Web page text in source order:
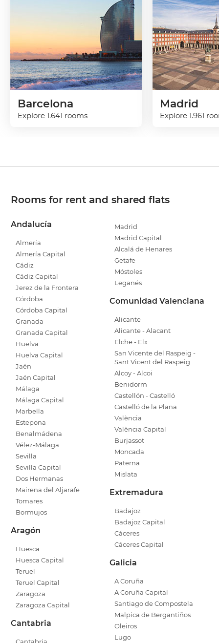
Barcelona
Explore 1.641 rooms
Madrid
Explore 1.961
Rooms for rent and shared flats
Andalucía
Almería
Almería Capital
Cádiz
Cádiz Capital
Jerez de la Frontera
Córdoba
Córdoba Capital
Granada
Granada Capital
Huelva
Huelva Capital
Jaén
Jaén Capital
Málaga
Málaga Capital
Marbella
Estepona
Benalmádena
Vélez-Málaga
Sevilla
Sevilla Capital
Dos Hermanas
Mairena del Aljarafe
Tomares
Bormujos
Aragón
Huesca
Huesca Capital
Teruel
Teruel Capital
Zaragoza
Zaragoza Capital
Cantabria
Madrid
Madrid Capital
Alcalá de Henares
Getafe
Móstoles
Leganés
Comunidad Valenciana
Alicante
Alicante - Alacant
Elche - Elx
San Vicente del Raspeig -
Sant Vicent del Raspeig
Alcoy - Alcoi
Benidorm
Castellón - Castelló
Castelló de la Plana
València
València Capital
Burjassot
Moncada
Paterna
Mislata
Extremadura
Badajoz
Badajoz Capital
Cáceres
Cáceres Capital
Galicia
A Coruña
A Coruña Capital
Santiago de Compostela
Malpica de Bergantiños
Oleiros
Lugo